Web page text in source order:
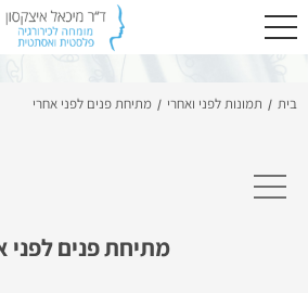
בית / תמונות לפני ואחרי / מתיחת פנים לפני אחרי
מתיחת פנים לפני